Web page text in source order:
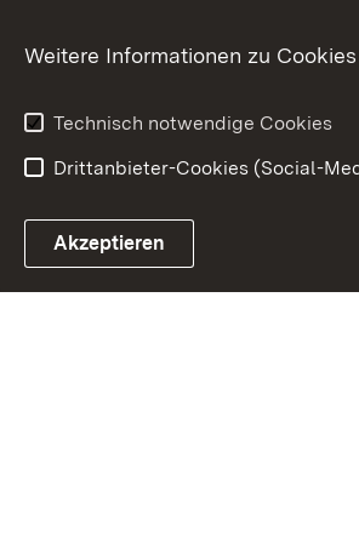
Link zum Landesportal
Weitere Informationen zu
Technisch notwendige Cookies
Drittanbieter-Cookies (Social-
Akzeptieren